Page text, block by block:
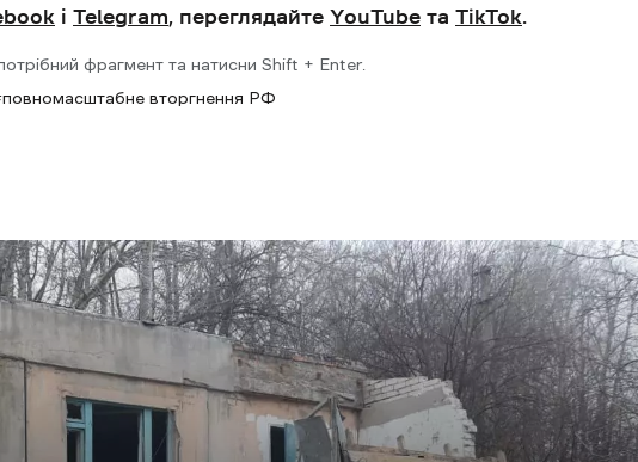
і Telegram, переглядайте YouTube та TikTok.
фрагмент та натисни Shift + Enter.
повномасштабне вторгнення РФ